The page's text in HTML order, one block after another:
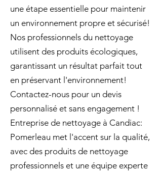
une étape essentielle pour maintenir
un environnement propre et sécurisé!
Nos professionnels du nettoyage
utilisent des produits écologiques,
garantissant un résultat parfait tout
en préservant l'environnement!
Contactez-nous pour un devis
personnalisé et sans engagement !
Entreprise de nettoyage à Candiac:
Pomerleau met l'accent sur la qualité,
avec des produits de nettoyage
professionnels et une équipe experte